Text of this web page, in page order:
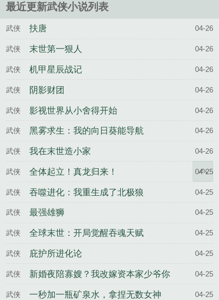
最近更新武侠小说列表
武侠 扶唐 04-26
武侠 末世第一狠人 04-26
武侠 机甲星辰战记 04-26
武侠 阴影财团 04-26
武侠 影视世界从小舍得开始 04-26
武侠 黑雾求生：我的向日葵能导航 04-26
武侠 我在末世造小家 04-26
武侠 全体起立！真龙归来！ 04-25
武侠 吞噬进化：我重生成了北极狼 04-25
武侠 最强雄狮 04-25
武侠 全球末世：开局觉醒吞魂天赋 04-25
武侠 庇护所进化论 04-25
武侠
新婚夜陪寡嫂？我改嫁资本家少爷你
悔啥
04-25
武侠 一秒加一瓶矿泉水，拿捏无数女神 04-25